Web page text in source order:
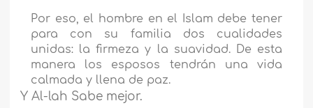
Por eso, el hombre en el Islam debe tener
para con su familia dos cualidades
unidas: la firmeza y la suavidad. De esta
manera los esposos tendrán una vida
calmada y llena de paz.
Y Al-lah Sabe mejor.